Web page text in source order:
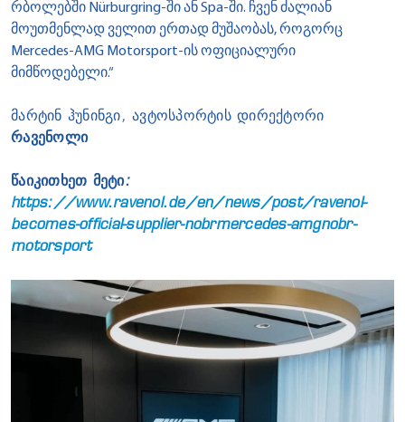
რბოლებში Nürburgring-ში ან Spa-ში. ჩვენ ძალიან
მოუთმენლად ველით ერთად მუშაობას, როგორც
Mercedes-AMG Motorsport-ის ოფიციალური
მიმწოდებელი.“
მარტინ ჰუნინგი, ავტოსპორტის დირექტორი
რავენოლი
წაიკითხეთ მეტი:
https://www.ravenol.de/en/news/post/ravenol-
becomes-official-supplier-nobrmercedes-amgnobr-
motorsport